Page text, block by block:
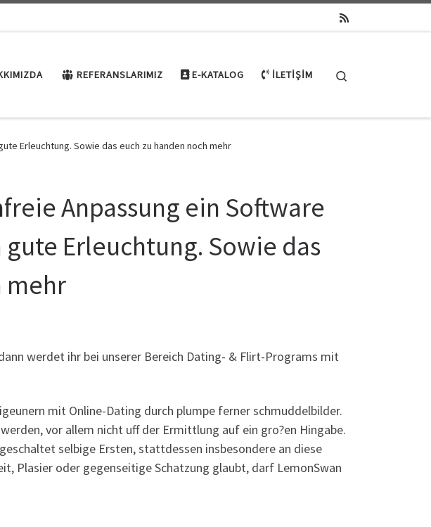
REFERANSLARIMIZ E-KATALOG İLETIŞIM
Erleuchtung. Sowie das euch zu handen noch mehr
Anpassung ein Software
Erleuchtung. Sowie das
mehr
werdet ihr bei unserer Bereich Dating- & Flirt-Programs mit
mit Online-Dating durch plumpe ferner schmuddelbilder.
vor allem nicht uff der Ermittlung auf ein gro?en Hingabe.
selbige Ersten, stattdessen insbesondere an diese
Plasier oder gegenseitige Schatzung glaubt, darf LemonSwan